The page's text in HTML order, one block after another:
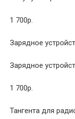
1 700р.
Зарядное
Зарядное
1 700р.
Тангента для